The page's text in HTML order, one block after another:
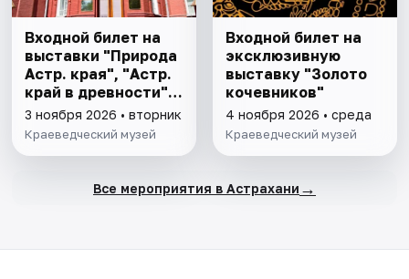
Входной билет на
выставки "Природа
Астр. края", "Астр.
край в древности",
"Заселение Астр.
края"
3 ноября 2026 • вторник
Краеведческий музей
Входной билет на
эксклюзивную
выставку "Золото
кочевников"
4 ноября 2026 • среда
Краеведческий музей
Все мероприятия в Астрахани →